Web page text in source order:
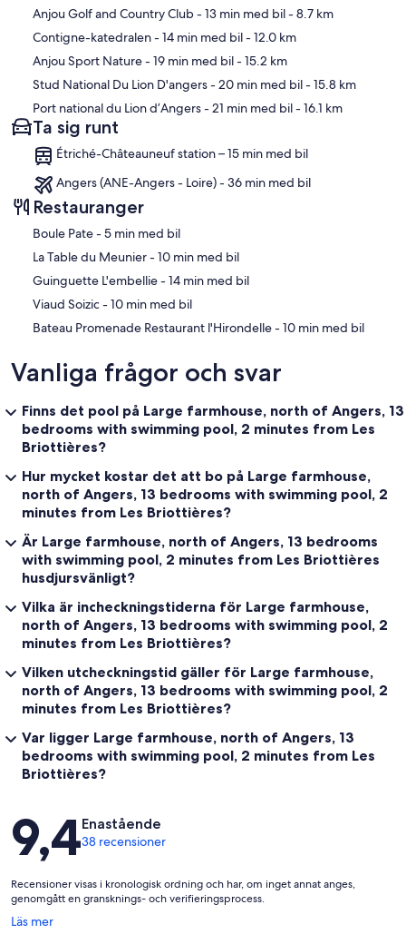
Karta
Anjou Golf and Country Club- 13 min med bil- 8.7 km
Contigne-katedralen- 14 min med bil- 12.0 km
Anjou Sport Nature- 19 min med bil- 15.2 km
Stud National Du Lion D'angers- 20 min med bil- 15.8 km
Port national du Lion d’Angers- 21 min med bil- 16.1 km
Ta sig runt
Étriché-Châteauneuf station – 15 min med bil
Angers (ANE-Angers - Loire) - 36 min med bil
Restauranger
‪Boule Pate - ‬5 min med bil
‪La Table du Meunier - ‬10 min med bil
‪Guinguette L'embellie - ‬14 min med bil
‪Viaud Soizic - ‬10 min med bil
‪Bateau Promenade Restaurant l'Hirondelle - ‬10 min med bil
Vanliga frågor och svar
Finns det pool på Large farmhouse, north of Angers, 13
bedrooms with swimming pool, 2 minutes from Les
Briottières?
Hur mycket kostar det att bo på Large farmhouse,
north of Angers, 13 bedrooms with swimming pool, 2
minutes from Les Briottières?
Är Large farmhouse, north of Angers, 13 bedrooms
with swimming pool, 2 minutes from Les Briottières
husdjursvänligt?
Vilka är incheckningstiderna för Large farmhouse,
north of Angers, 13 bedrooms with swimming pool, 2
minutes from Les Briottières?
Vilken utcheckningstid gäller för Large farmhouse,
north of Angers, 13 bedrooms with swimming pool, 2
minutes from Les Briottières?
Var ligger Large farmhouse, north of Angers, 13
bedrooms with swimming pool, 2 minutes from Les
Briottières?
Recensioner
9,4Enastående
38 recensioner
Recensioner visas i kronologisk ordning och har, om inget annat anges,
genomgått en gransknings- och verifieringsprocess.
Läs mer
Öppnas